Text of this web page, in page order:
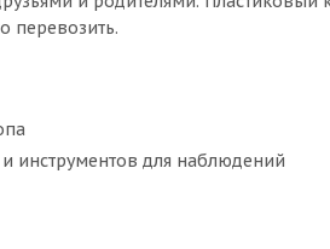
перевозить.
инструментов для наблюдений